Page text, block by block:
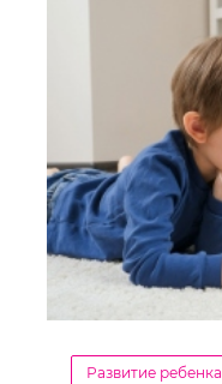
Развитие ребенка